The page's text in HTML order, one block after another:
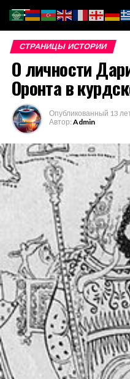
СТРАНИЦЫ ИСТОРИИ
О личности
Оронта в
Опубликованный 13
Автор: Admin
Go to